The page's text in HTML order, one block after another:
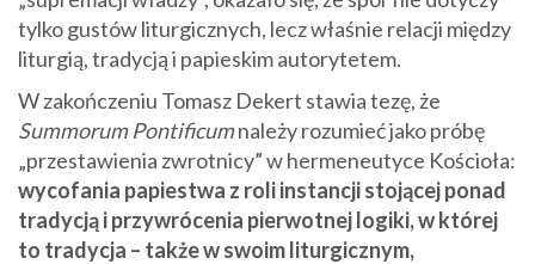
tylko gustów liturgicznych, lecz właśnie relacji między
liturgią, tradycją i papieskim autorytetem.
W zakończeniu Tomasz Dekert stawia tezę, że
Summorum Pontificumnależy rozumieć jako próbę
„przestawienia zwrotnicy” w hermeneutyce Kościoła:
wycofania papiestwa z roli instancji stojącej ponad
tradycją i przywrócenia pierwotnej logiki, w której
to tradycja – także w swoim liturgicznym,